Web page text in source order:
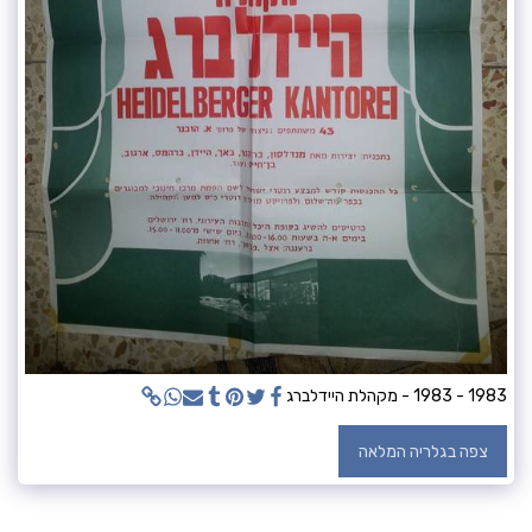
1983 - 1983 - מקהלת היידלברג
צפה בגלריה המלאה